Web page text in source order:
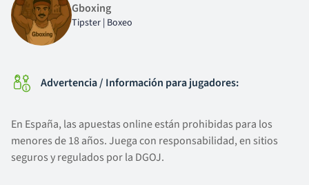
Gboxing
Tipster | Boxeo
Advertencia / Información para jugadores:
En España, las apuestas online están prohibidas para los
menores de 18 años. Juega con responsabilidad, en sitios
seguros y regulados por la DGOJ.